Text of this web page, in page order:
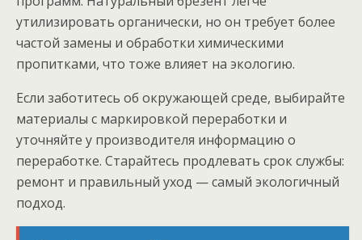
утилизировать органически, но он требует более
частой замены и обработки химическими
пропитками, что тоже влияет на экологию.
Если заботитесь об окружающей среде, выбирайте
материалы с маркировкой переработки и
уточняйте у производителя информацию о
переработке. Старайтесь продлевать срок службы:
ремонт и правильный уход — самый экологичный
подход.